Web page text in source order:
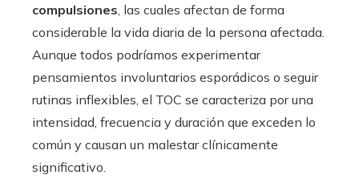
compulsiones , las cuales afectan de forma
considerable la vida diaria de la persona afectada.
Aunque todos podríamos experimentar
pensamientos involuntarios esporádicos o seguir
rutinas inflexibles, el TOC se caracteriza por una
intensidad, frecuencia y duración que exceden lo
común y causan un malestar clínicamente
significativo.